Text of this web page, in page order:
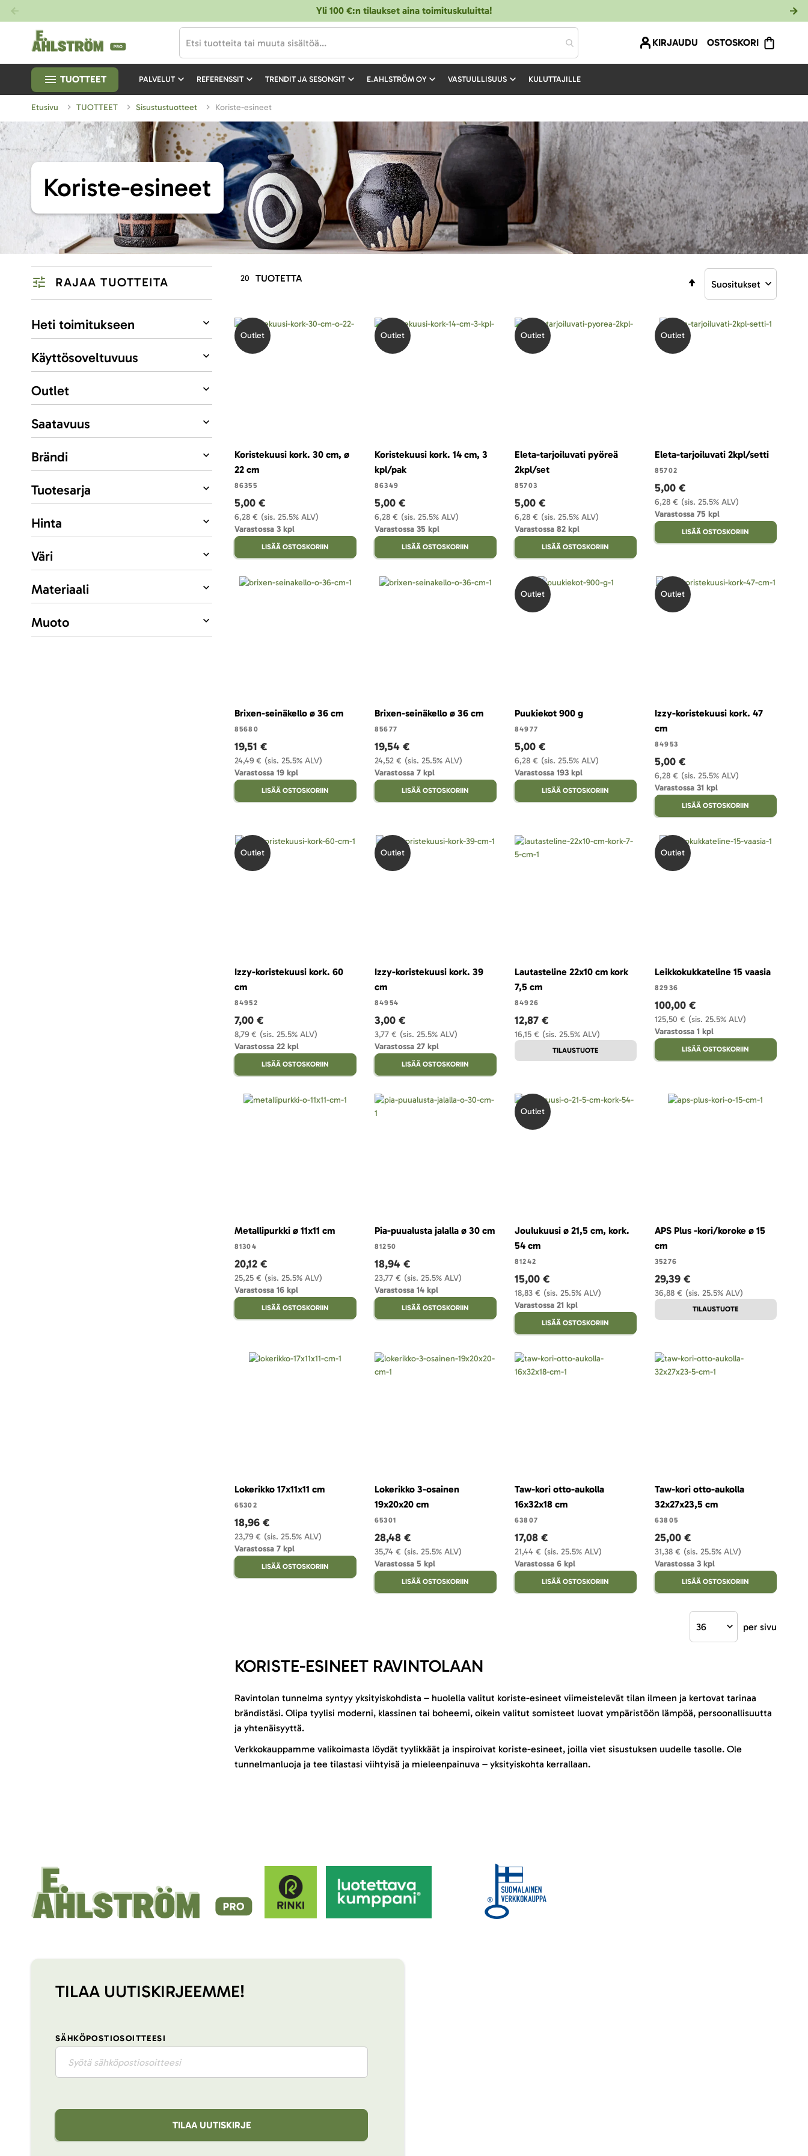
Yli 100 €:n tilaukset aina toimituskuluitta!
KIRJAUDU OSTOSKORI
TUOTTEET PALVELUT REFERENSSIT TRENDIT JA SESONGIT E.AHLSTRÖM OY VASTUULLISUUS KULUTTAJILLE
Etusivu TUOTTEET Sisustustuotteet Koriste-esineet
Koriste-esineet
20 TUOTETTA
Aseta
laskevaan
Outlet
Koristekuusi kork. 30 cm, ø
22 cm
86355
(sis. 25.5% ALV)
6,28 €
5,00 €
Varastossa 3 kpl
LISÄÄ OSTOSKORIIN
Outlet
Koristekuusi kork. 14 cm, 3
kpl/pak
86349
(sis. 25.5% ALV)
6,28 €
5,00 €
Varastossa 35 kpl
LISÄÄ OSTOSKORIIN
Outlet
Eleta-tarjoiluvati pyöreä
2kpl/set
85703
(sis. 25.5% ALV)
6,28 €
5,00 €
Varastossa 82 kpl
LISÄÄ OSTOSKORIIN
Outlet
Eleta-tarjoiluvati 2kpl/setti
85702
(sis. 25.5% ALV)
6,28 €
5,00 €
Varastossa 75 kpl
LISÄÄ OSTOSKORIIN
Brixen-seinäkello ø 36 cm
85680
(sis. 25.5% ALV)
24,49 €
19,51 €
Varastossa 19 kpl
LISÄÄ OSTOSKORIIN
Brixen-seinäkello ø 36 cm
85677
(sis. 25.5% ALV)
24,52 €
19,54 €
Varastossa 7 kpl
LISÄÄ OSTOSKORIIN
Outlet
Puukiekot 900 g
84977
(sis. 25.5% ALV)
6,28 €
5,00 €
Varastossa 193 kpl
LISÄÄ OSTOSKORIIN
Outlet
Izzy-koristekuusi kork. 47
cm
84953
(sis. 25.5% ALV)
6,28 €
5,00 €
Varastossa 31 kpl
LISÄÄ OSTOSKORIIN
Outlet
Izzy-koristekuusi kork. 60
cm
84952
(sis. 25.5% ALV)
8,79 €
7,00 €
Varastossa 22 kpl
LISÄÄ OSTOSKORIIN
Outlet
Izzy-koristekuusi kork. 39
cm
84954
(sis. 25.5% ALV)
3,77 €
3,00 €
Varastossa 27 kpl
LISÄÄ OSTOSKORIIN
Lautasteline 22x10 cm kork
7,5 cm
84926
(sis. 25.5% ALV)
16,15 €
12,87 €
TILAUSTUOTE
Outlet
Leikkokukkateline 15 vaasia
82936
(sis. 25.5% ALV)
125,50 €
100,00 €
Varastossa 1 kpl
LISÄÄ OSTOSKORIIN
Metallipurkki ø 11x11 cm
81304
(sis. 25.5% ALV)
25,25 €
20,12 €
Varastossa 16 kpl
LISÄÄ OSTOSKORIIN
Pia-puualusta jalalla ø 30 cm
81250
(sis. 25.5% ALV)
23,77 €
18,94 €
Varastossa 14 kpl
LISÄÄ OSTOSKORIIN
Outlet
Joulukuusi ø 21,5 cm, kork.
54 cm
81242
(sis. 25.5% ALV)
18,83 €
15,00 €
Varastossa 21 kpl
LISÄÄ OSTOSKORIIN
APS Plus -kori/koroke ø 15
cm
35276
(sis. 25.5% ALV)
36,88 €
29,39 €
TILAUSTUOTE
Lokerikko 17x11x11 cm
65302
(sis. 25.5% ALV)
23,79 €
18,96 €
Varastossa 7 kpl
LISÄÄ OSTOSKORIIN
Lokerikko 3-osainen
19x20x20 cm
65301
(sis. 25.5% ALV)
35,74 €
28,48 €
Varastossa 5 kpl
LISÄÄ OSTOSKORIIN
Taw-kori otto-aukolla
16x32x18 cm
63807
(sis. 25.5% ALV)
21,44 €
17,08 €
Varastossa 6 kpl
LISÄÄ OSTOSKORIIN
Taw-kori otto-aukolla
32x27x23,5 cm
63805
(sis. 25.5% ALV)
31,38 €
25,00 €
Varastossa 3 kpl
LISÄÄ OSTOSKORIIN
per sivu
KORISTE-ESINEET RAVINTOLAAN
Ravintolan tunnelma syntyy yksityiskohdista – huolella valitut koriste-esineet viimeistelevät tilan ilmeen ja kertovat tarinaa
brändistäsi. Olipa tyylisi moderni, klassinen tai boheemi, oikein valitut somisteet luovat ympäristöön lämpöä, persoonallisuutta
ja yhtenäisyyttä.
Verkkokauppamme valikoimasta löydät tyylikkäät ja inspiroivat koriste-esineet, joilla viet sisustuksen uudelle tasolle. Ole
tunnelmanluoja ja tee tilastasi viihtyisä ja mieleenpainuva – yksityiskohta kerrallaan.
RAJAA TUOTTEITA
Listausvalinnat
Heti toimitukseen
Käyttösoveltuvuus
Outlet
Saatavuus
Brändi
Tuotesarja
Hinta
Väri
Materiaali
Muoto
TILAA UUTISKIRJEEMME!
SÄHKÖPOSTIOSOITTEESI
TILAA UUTISKIRJE